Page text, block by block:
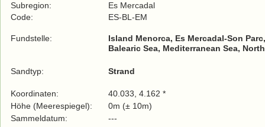
Subregion:
Es Mercadal
Code:
ES-BL-EM
Fundstelle:
Island Menorca, Es Mercadal-Son
Balearic Sea, Mediterranean Sea,
Sandtyp: Strand
Koordinaten:
40.033, 4.162 *
Höhe (Meerespiegel):
0m (± 10m)
Sammeldatum:
---